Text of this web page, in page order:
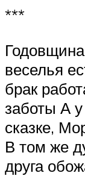
***
веселья
брак
заботы А
сказке,
В том же
друга